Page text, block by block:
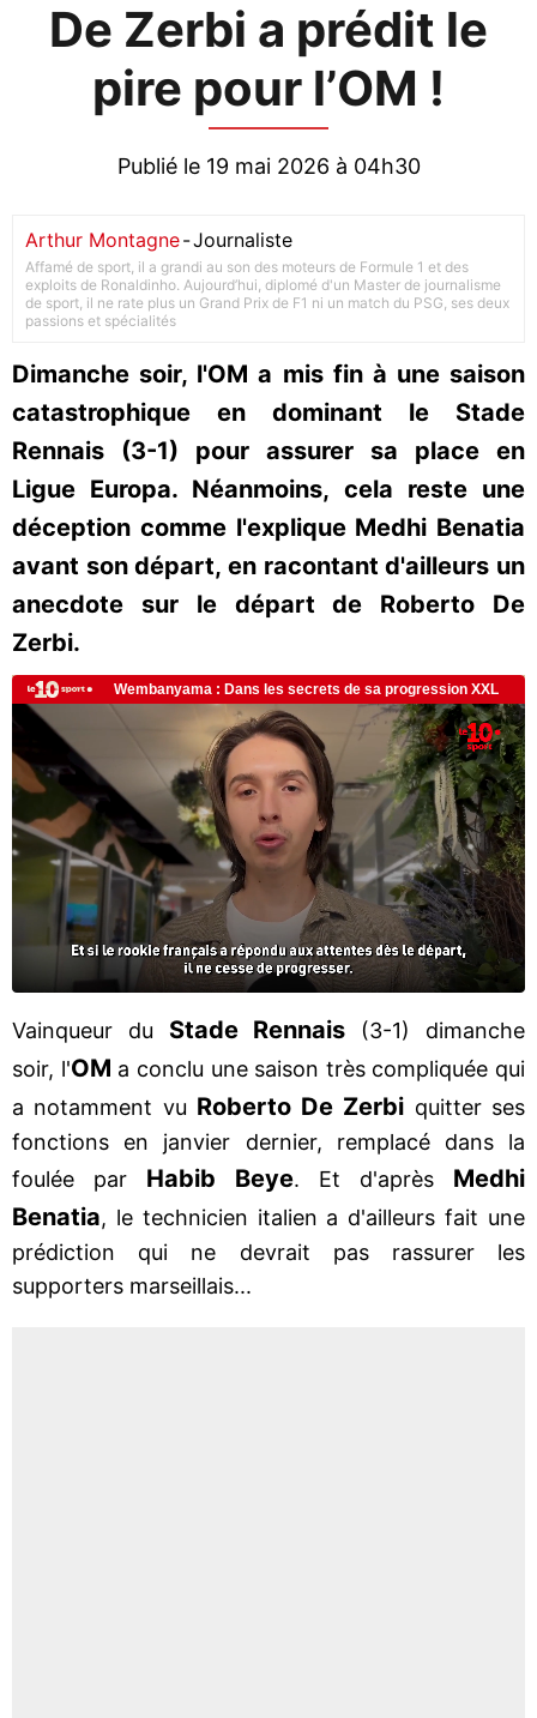
De Zerbi a prédit le
pire pour l’OM !
Publié le 19 mai 2026 à 04h30
Arthur Montagne-Journaliste
Affamé de sport, il a grandi au son des moteurs de Formule 1 et des
exploits de Ronaldinho. Aujourd’hui, diplomé d'un Master de journalisme
de sport, il ne rate plus un Grand Prix de F1 ni un match du PSG, ses deux
passions et spécialités
Dimanche soir, l'OM a mis fin à une saison
catastrophique en dominant le Stade
Rennais (3-1) pour assurer sa place en
Ligue Europa. Néanmoins, cela reste une
déception comme l'explique Medhi Benatia
avant son départ, en racontant d'ailleurs un
anecdote sur le départ de Roberto De
Zerbi.
Vainqueur du Stade Rennais (3-1) dimanche
soir, l'OM a conclu une saison très compliquée qui
a notamment vu Roberto De Zerbi quitter ses
fonctions en janvier dernier, remplacé dans la
foulée par Habib Beye. Et d'après Medhi
Benatia, le technicien italien a d'ailleurs fait une
prédiction qui ne devrait pas rassurer les
supporters marseillais...